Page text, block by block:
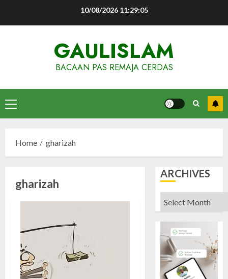
10/08/2026 11:29:05
GAULISLAM
BACAAN PAS REMAJA CERDAS
Primary
Menu
Home gharizah
gharizah
ARCHIVES
Archives